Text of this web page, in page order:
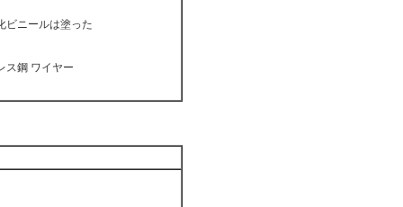
ビニールは塗った
ス鋼 ワイヤー